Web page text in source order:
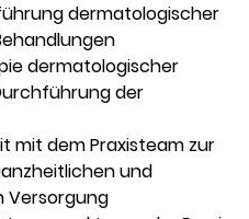
dermatologischer
dermatologischer
der
mit dem Praxisteam zur
und